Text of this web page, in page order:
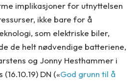
implikasjoner for utnyttelsen
ikke bare for å
som elektriske biler,
de helt nødvendige batteriene,
og Jonny Hesthammer i
DN («God grunn til å